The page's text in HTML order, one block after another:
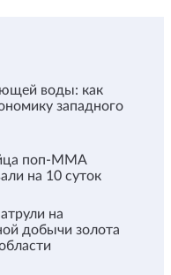
воды: как
западного
поп-ММА
на 10 суток
на
добычи золота